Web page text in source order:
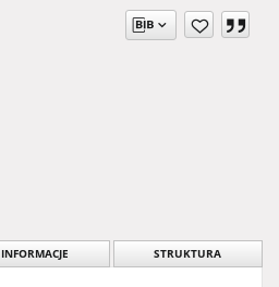
INFORMACJE STRUKTURA